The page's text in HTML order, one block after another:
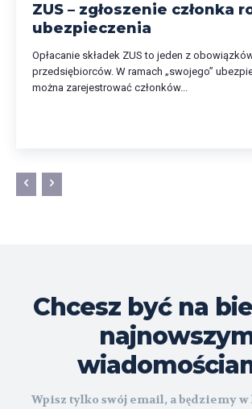
ZUS – zgłoszenie członka
ubezpieczenia
Opłacanie składek ZUS to jeden z
przedsiębiorców. W ramach „swojego”
można zarejestrować członków...
Chcesz być na
Wpisz tylko swój email, a będziemy